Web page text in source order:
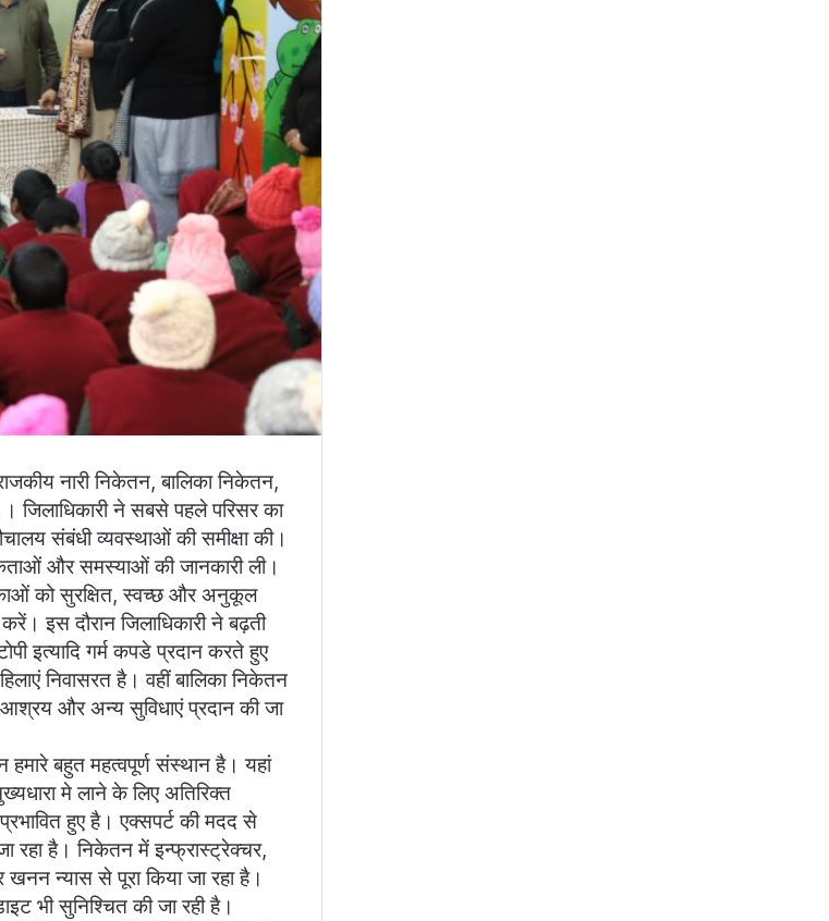
नारी निकेतन, बालिका निकेतन,
जिलाधिकारी ने सबसे पहले परिसर का
संबंधी व्यवस्थाओं की समीक्षा की।
और समस्याओं की जानकारी ली।
को सुरक्षित, स्वच्छ और अनुकूल
इस दौरान जिलाधिकारी ने बढ़ती
इत्यादि गर्म कपडे प्रदान करते हुए
निवासरत है। वहीं बालिका निकेतन
और अन्य सुविधाएं प्रदान की जा
हमारे बहुत महत्वपूर्ण संस्थान है। यहां
मे लाने के लिए अतिरिक्त
हुए है। एक्सपर्ट की मदद से
रहा है। निकेतन में इन्फ्रास्ट्रेक्चर,
न्यास से पूरा किया जा रहा है।
भी सुनिश्चित की जा रही है।